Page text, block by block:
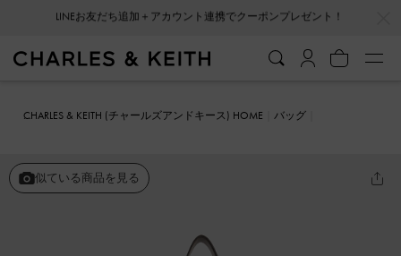
会員登録＋ニュースレター登録で10%OFFクーポンプレゼント！
CHARLES & KEITH (チャールズアンドキース) HOME
バッグ
似ている商品を見る